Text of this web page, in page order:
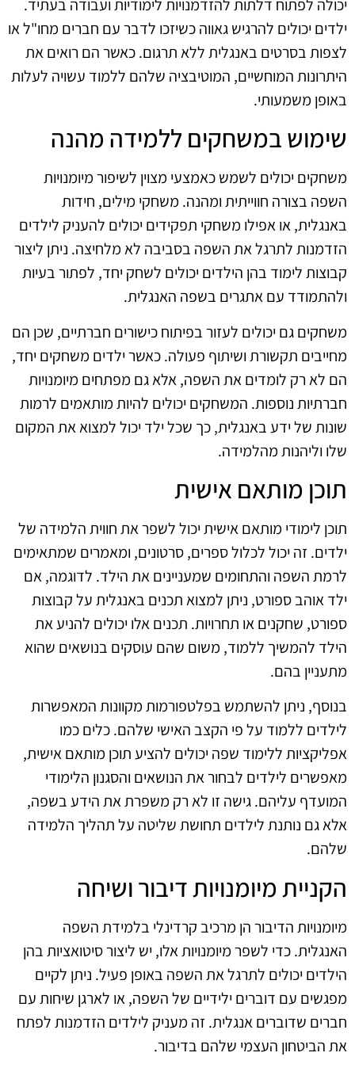
יכולה לפתוח דלתות להזדמנויות לימודיות ועבודה בעתיד.
ילדים יכולים להרגיש גאווה כשיזכו לדבר עם חברים מחו"ל או
לצפות בסרטים באנגלית ללא תרגום. כאשר הם רואים את
היתרונות המוחשיים, המוטיבציה שלהם ללמוד עשויה לעלות
באופן משמעותי.
שימוש במשחקים ללמידה מהנה
משחקים יכולים לשמש כאמצעי מצוין לשיפור מיומנויות
השפה בצורה חווייתית ומהנה. משחקי מילים, חידות
באנגלית, או אפילו משחקי תפקידים יכולים להעניק לילדים
הזדמנות לתרגל את השפה בסביבה לא מלחיצה. ניתן ליצור
קבוצות לימוד בהן הילדים יכולים לשחק יחד, לפתור בעיות
ולהתמודד עם אתגרים בשפה האנגלית.
משחקים גם יכולים לעזור בפיתוח כישורים חברתיים, שכן הם
מחייבים תקשורת ושיתוף פעולה. כאשר ילדים משחקים יחד,
הם לא רק לומדים את השפה, אלא גם מפתחים מיומנויות
חברתיות נוספות. המשחקים יכולים להיות מותאמים לרמות
שונות של ידע באנגלית, כך שכל ילד יכול למצוא את המקום
שלו וליהנות מהלמידה.
תוכן מותאם אישית
תוכן לימודי מותאם אישית יכול לשפר את חווית הלמידה של
ילדים. זה יכול לכלול ספרים, סרטונים, ומאמרים שמתאימים
לרמת השפה והתחומים שמעניינים את הילד. לדוגמה, אם
ילד אוהב ספורט, ניתן למצוא תכנים באנגלית על קבוצות
ספורט, שחקנים או תחרויות. תכנים אלו יכולים להניע את
הילד להמשיך ללמוד, משום שהם עוסקים בנושאים שהוא
מתעניין בהם.
בנוסף, ניתן להשתמש בפלטפורמות מקוונות המאפשרות
לילדים ללמוד על פי הקצב האישי שלהם. כלים כמו
אפליקציות ללימוד שפה יכולים להציע תוכן מותאם אישית,
מאפשרים לילדים לבחור את הנושאים והסגנון הלימודי
המועדף עליהם. גישה זו לא רק משפרת את הידע בשפה,
אלא גם נותנת לילדים תחושת שליטה על תהליך הלמידה
שלהם.
הקניית מיומנויות דיבור ושיחה
מיומנויות הדיבור הן מרכיב קרדינלי בלמידת השפה
האנגלית. כדי לשפר מיומנויות אלו, יש ליצור סיטואציות בהן
הילדים יכולים לתרגל את השפה באופן פעיל. ניתן לקיים
מפגשים עם דוברים ילידיים של השפה, או לארגן שיחות עם
חברים שדוברים אנגלית. זה מעניק לילדים הזדמנות לפתח
את הביטחון העצמי שלהם בדיבור.